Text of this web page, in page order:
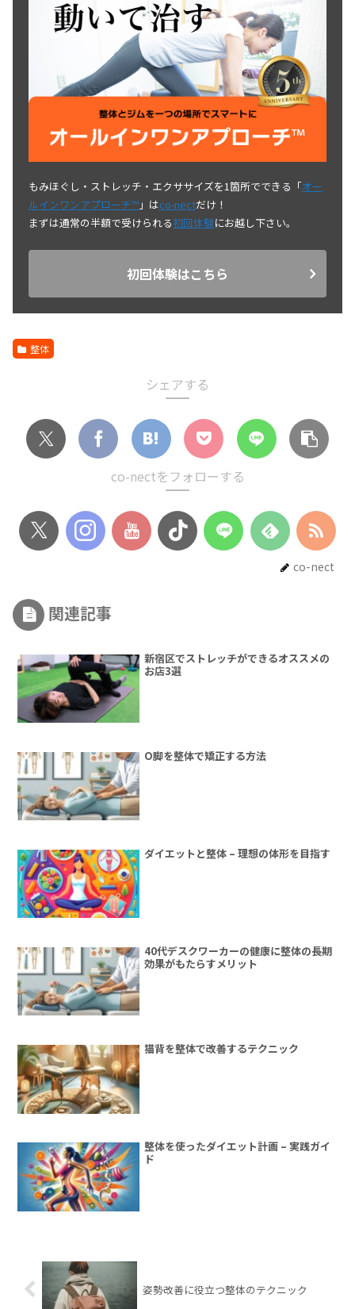
もみほぐし・ストレッチ・エクササイズを1箇所でできる「オー
ルインワンアプローチ™ 」はco-nectだけ！
まずは通常の半額で受けられる初回体験にお越し下さい。
初回体験はこちら
整体
シェアする
co-nectをフォローする
co-nect
関連記事
新宿区でストレッチができるオススメの
お店3選
O脚を整体で矯正する方法
ダイエットと整体 – 理想の体形を目指す
40代デスクワーカーの健康に整体の長期
効果がもたらすメリット
猫背を整体で改善するテクニック
整体を使ったダイエット計画 – 実践ガイ
ド
姿勢改善に役立つ整体のテクニック